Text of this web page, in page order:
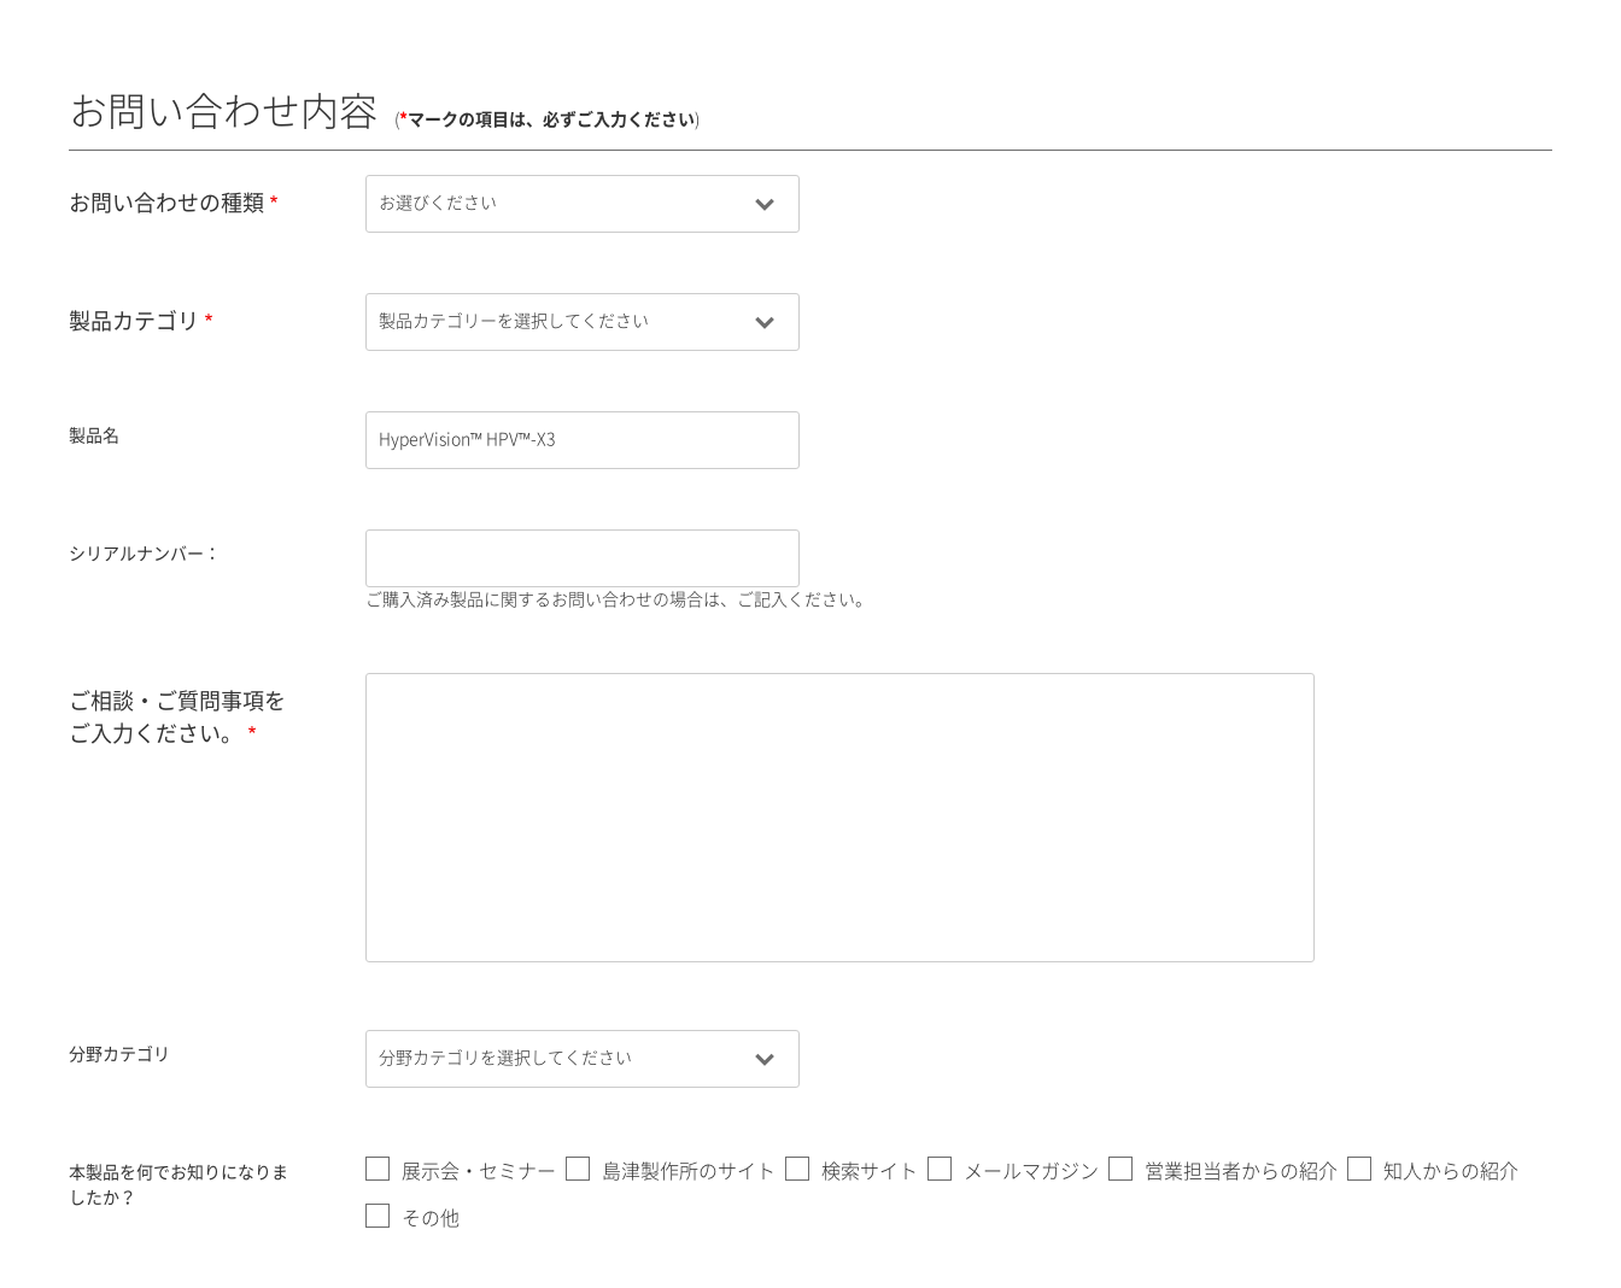
お問い合わせ内容 (*マークの項目は、必ずご入力ください)
お問い合わせの種類
製品カテゴリ
製品名
シリアルナンバー：
ご購入済み製品に関するお問い合わせの場合は、ご記入ください。
ご相談・ご質問事項を
ご入力ください。
分野カテゴリ
本製品を何でお知りになりま
したか？
展示会・セミナー 島津製作所のサイト 検索サイト メールマガジン 営業担当者からの紹介 知人からの紹介
その他